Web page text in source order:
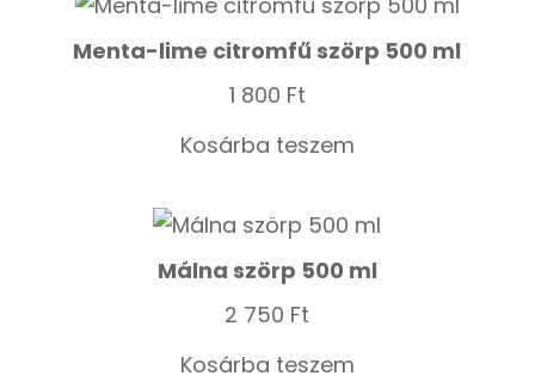
Menta-lime citromfű szörp 500 ml
1 800 Ft
Kosárba teszem
Málna szörp 500 ml
2 750 Ft
Kosárba teszem